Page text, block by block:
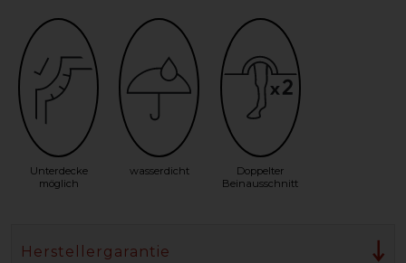
Unterdecke
möglich
wasserdicht
Doppelter
Beinausschnitt
Herstellergarantie